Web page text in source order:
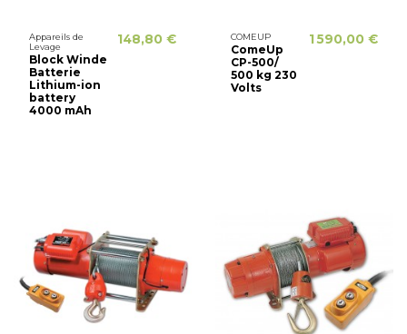
Appareils de
Levage
Block Winde
Batterie
Lithium-ion
battery
4000 mAh
148,80 € COMEUP
ComeUp
CP-500/
500 kg 230
Volts
1 590,00 €